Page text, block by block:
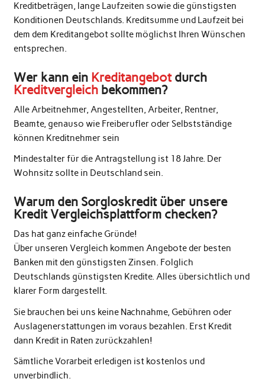
Kreditbeträgen, lange Laufzeiten sowie die günstigsten
Konditionen Deutschlands. Kreditsumme und Laufzeit bei
dem dem Kreditangebot sollte möglichst Ihren Wünschen
entsprechen.
Wer kann ein Kreditangebotdurch
Kreditvergleichbekommen?
Alle Arbeitnehmer, Angestellten, Arbeiter, Rentner,
Beamte, genauso wie Freiberufler oder Selbstständige
können Kreditnehmer sein
Mindestalter für die Antragstellung ist 18 Jahre. Der
Wohnsitz sollte in Deutschland sein.
Warum den Sorgloskredit über unsere
Kredit Vergleichsplattform checken?
Das hat ganz einfache Gründe!
Über unseren Vergleich kommen Angebote der besten
Banken mit den günstigsten Zinsen. Folglich
Deutschlands günstigsten Kredite. Alles übersichtlich und
klarer Form dargestellt.
Sie brauchen bei uns keine Nachnahme, Gebühren oder
Auslagenerstattungen im voraus bezahlen. Erst Kredit
dann Kredit in Raten zurückzahlen!
Sämtliche Vorarbeit erledigen ist kostenlos und
unverbindlich.